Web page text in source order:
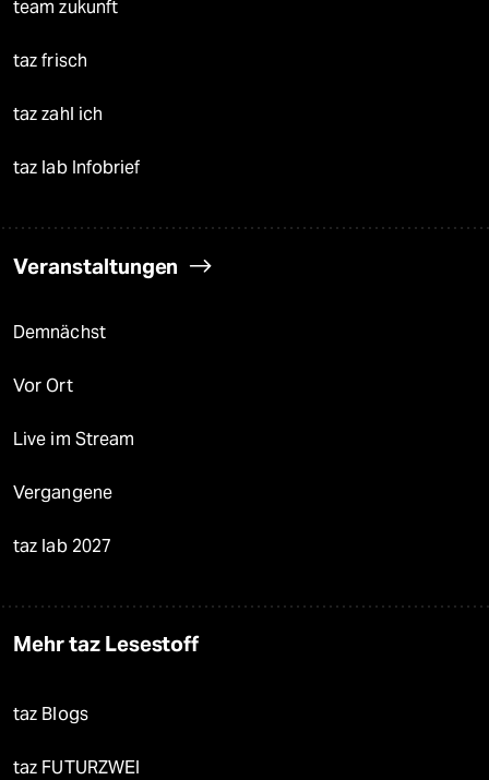
team zukunft
taz frisch
taz zahl ich
taz lab Infobrief
Veranstaltungen
Demnächst
Vor Ort
Live im Stream
Vergangene
taz lab 2027
Mehr taz Lesestoff
taz Blogs
taz FUTURZWEI